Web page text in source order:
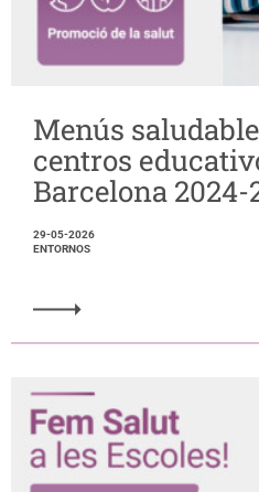
Menús
centros
Barcelona 2024-
29-05-2026
ENTORNOS